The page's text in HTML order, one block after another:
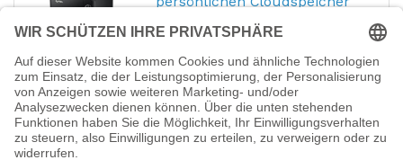
Hersteller-Nr.:NAS326-EU0101F
Zyxel NAS326 - Gerät für persönlichen
Cloudspeicher - 2 Schächte - SATA 3Gb/s -
RAID 0, 1, JBOD - RAM 512 MB - Gigabit
Ethernet - iSCSI Support
151,19 €